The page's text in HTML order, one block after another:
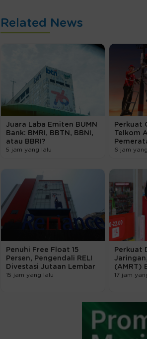
dengan imbal hasil terbesar tahun
melakukan pembelian SR017 di
Tak hanya itu, untuk memberikan
Pribadi Terpilih BRI Prioritas, BRI
outlet/service point Priority
Pribadi Terpilih yang berada di
Selain itu untuk mempermudah